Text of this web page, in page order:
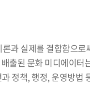
과 실제를 결합함으
된 문화 미디에이
정책, 행정, 운영방